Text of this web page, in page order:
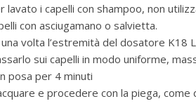
lavato i capelli con shampoo, non
con asciugamano o salvietta.
volta l’estremità del dosatore K18
sui capelli in modo uniforme,
posa per 4 minuti
e procedere con la piega, come